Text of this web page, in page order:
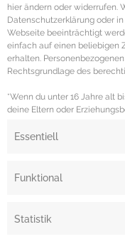
hier ändern oder widerrufen.
Datenschutzerklärung oder
Webseite beeinträchtigt
einfach auf einen beliebigen
erhalten.
Rechtsgrundlage des
*Wenn du unter 16 Jahre alt
deine Eltern oder
Essentiell
Funktional
Statistik